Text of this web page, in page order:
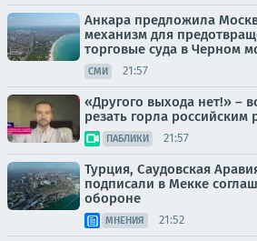
Анкара предложила
механизм для
торговые суда в Черном
СМИ 21:57
«Другого выхода нет!» –
резать горла российским
ПАБЛИКИ 21:57
Турция, Саудовская
подписали в Мекке
обороне
МНЕНИЯ 21:52